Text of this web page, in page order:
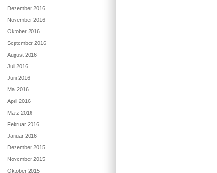
Dezember 2016
November 2016
Oktober 2016
September 2016
August 2016
Juli 2016
Juni 2016
Mai 2016
April 2016
März 2016
Februar 2016
Januar 2016
Dezember 2015
November 2015
Oktober 2015